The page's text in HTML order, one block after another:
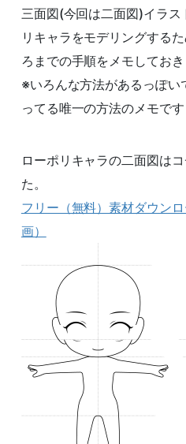
三面図(今回は二面図)イラ
リキャラをモデリングする
ろまでの手順をメモしておき
※いろんな方法があるっぽい
ってる唯一の方法のメモです
ローポリキャラの二面図は
た。
フリー（無料）素材ダウン
画）